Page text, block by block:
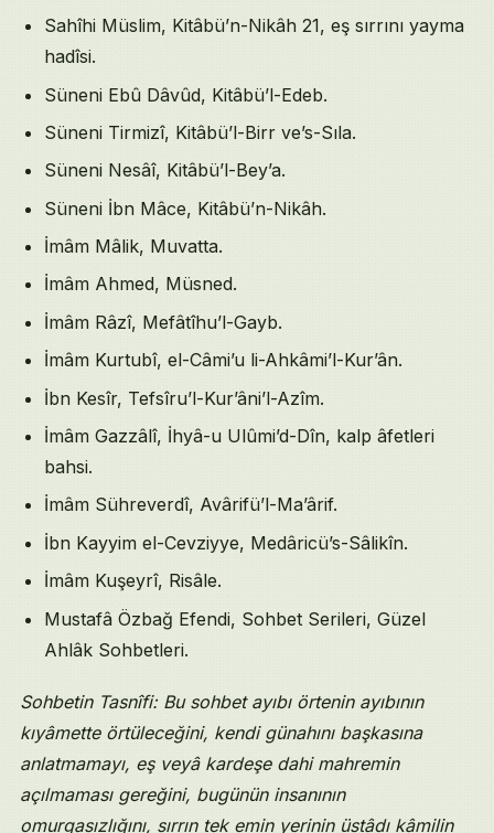
Sahîhi Müslim, Kitâbü’n-Nikâh 21, eş sırrını yayma
hadîsi.
Süneni Ebû Dâvûd, Kitâbü’l-Edeb.
Süneni Tirmizî, Kitâbü’l-Birr ve’s-Sıla.
Süneni Nesâî, Kitâbü’l-Bey’a.
Süneni İbn Mâce, Kitâbü’n-Nikâh.
İmâm Mâlik, Muvatta.
İmâm Ahmed, Müsned.
İmâm Râzî, Mefâtîhu’l-Gayb.
İmâm Kurtubî, el-Câmi’u li-Ahkâmi’l-Kur’ân.
İbn Kesîr, Tefsîru’l-Kur’âni’l-Azîm.
İmâm Gazzâlî, İhyâ-u Ulûmi’d-Dîn, kalp âfetleri
bahsi.
İmâm Sühreverdî, Avârifü’l-Ma’ârif.
İbn Kayyim el-Cevziyye, Medâricü’s-Sâlikîn.
İmâm Kuşeyrî, Risâle.
Mustafâ Özbağ Efendi, Sohbet Serileri, Güzel
Ahlâk Sohbetleri.
Sohbetin Tasnîfi: Bu sohbet ayıbı örtenin ayıbının
kıyâmette örtüleceğini, kendi günahını başkasına
anlatmamayı, eş veyâ kardeşe dahi mahremin
açılmaması gereğini, bugünün insanının
omurgasızlığını, sırrın tek emin yerinin üstâdı kâmilin